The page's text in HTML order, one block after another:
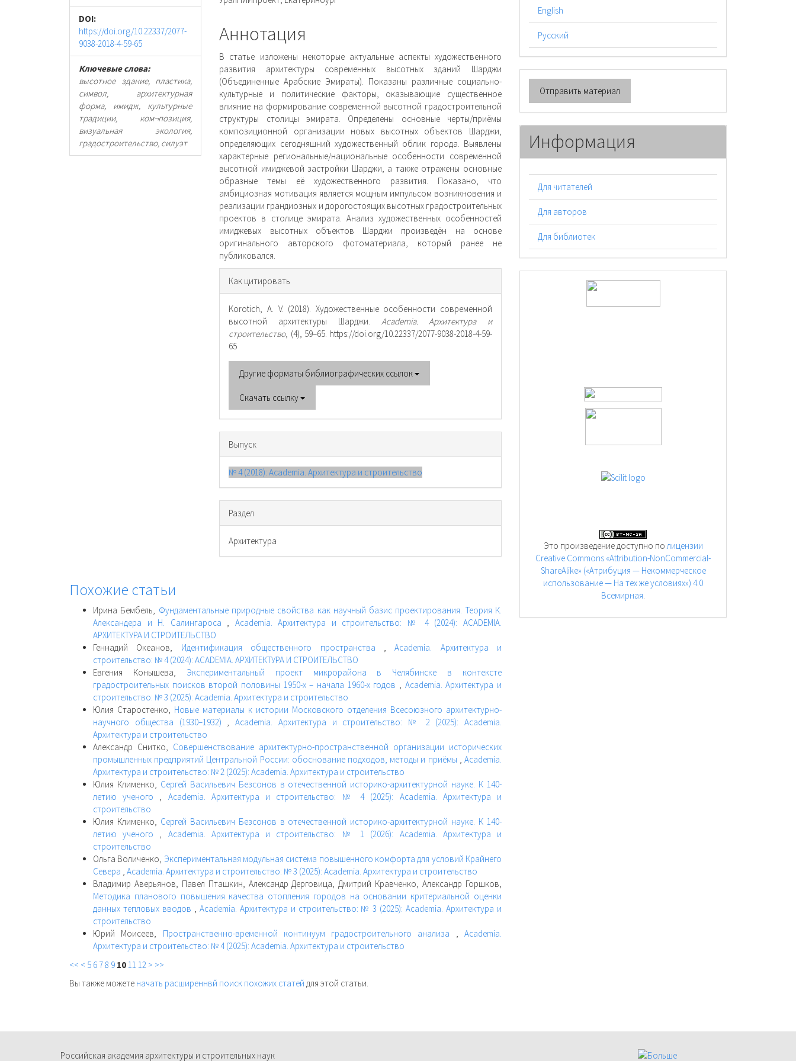
панель
статьи
DOI:
https://doi.org/10.22337/2077-
9038-2018-4-59-65
Ключевые слова:
высотное здание, пластика,
символ, архитектурная
форма, имидж, культурные
традиции, ком¬позиция,
визуальная экология,
градостроительство, силуэт
содержимое
статьи
Аннотация
В статье изложены некоторые актуальные аспекты художественного
развития архитектуры современных высотных зданий Шарджи
(Объединенные Арабские Эмираты). Показаны различные социально-
культурные и по­литические факторы, оказывающие существенное
влияние на формирование современной высотной градостроитель­ной
структуры столицы эмирата. Определены основные черты/приёмы
композиционной организации новых вы­сотных объектов Шарджи,
определяющих сегодняшний художественный облик города. Выявлены
характерные региональные/национальные особенности современной
высотной имиджевой застройки Шарджи, а также отражены основные
образные темы её художественного развития. Показано, что
амбициозная мотивация является мощным импульсом возникновения и
реализации грандиозных и дорогостоящих высотных градостроительных
проектов в столице эмирата. Анализ художественных особенностей
имиджевых высотных объектов Шарджи произведён на основе
оригинального авторского фотоматериала, который ранее не
публиковался.
Информация
о статье
Как цитировать
Korotich, A. V. (2018). Художественные особенности современной
высотной архитектуры Шарджи. Academia. Архитектура и
строительство, (4), 59–65. https://doi.org/10.22337/2077-9038-2018-4-59-
65
Другие форматы библиографических ссылок
Скачать ссылку
Выпуск
№ 4 (2018): Academia. Архитектура и строительство
Раздел
Архитектура
Похожие статьи
Ирина Бембель, Фундаментальные природные свойства как научный базис проектирования. Теория К.
Александера и Н. Салингароса , Academia. Архитектура и строительство: № 4 (2024): ACADEMIA.
АРХИТЕКТУРА И СТРОИТЕЛЬСТВО
Геннадий Океанов, Идентификация общественного пространства ,Academia. Архитектура и
строительство: № 4 (2024): ACADEMIA. АРХИТЕКТУРА И СТРОИТЕЛЬСТВО
Евгения Конышева, Экспериментальный проект микрорайона в Челябинске в контексте
градостроительных поисков второй половины 1950-х – начала 1960-х годов , Academia. Архитектура и
строительство: № 3 (2025): Academia. Архитектура и строительство
Юлия Старостенко, Новые материалы к истории Московского отделения Всесоюзного архитектурно-
научного общества (1930–1932) , Academia. Архитектура и строительство: № 2 (2025): Academia.
Архитектура и строительство
Александр Снитко, Совершенствование архитектурно-пространственной организации исторических
промышленных предприятий Центральной России: обоснование подходов, методы и приёмы ,Academia.
Архитектура и строительство: № 2 (2025): Academia. Архитектура и строительство
Юлия Клименко, Сергей Васильевич Безсонов в отечественной историко-архитектурной науке. К 140-
летию ученого , Academia. Архитектура и строительство: № 4 (2025): Academia. Архитектура и
строительство
Юлия Клименко, Сергей Васильевич Безсонов в отечественной историко-архитектурной науке. К 140-
летию ученого , Academia. Архитектура и строительство: № 1 (2026): Academia. Архитектура и
строительство
Ольга Воличенко, Экспериментальная модульная система повышенного комфорта для условий Крайнего
Севера , Academia. Архитектура и строительство: № 3 (2025): Academia. Архитектура и строительство
Владимир Аверьянов, Павел Пташкин, Александр Дерговица, Дмитрий Кравченко, Александр Горшков,
Методика планового повышения качества отопления городов на основании критериальной оценки
данных тепловых вводов , Academia. Архитектура и строительство: № 3 (2025): Academia. Архитектура и
строительство
Юрий Моисеев, Пространственно-временной континуум градостроительного анализа ,Academia.
Архитектура и строительство: № 4 (2025): Academia. Архитектура и строительство
<< < 5 6 78 9 10 11 12 > >>
Вы также можете начать расширеннвй поиск похожих статей для этой статьи.
English
Русский
Отправить
материал
Отправить материал
Информация
Для читателей
Для авторов
Для библиотек
Это произведение доступно полицензии
Creative Commons «Attribution-NonCommercial-
ShareAlike» («Атрибуция — Некоммерческое
использование — На тех же условиях») 4.0
Всемирная.
Российская академия архитектуры и строительных наук